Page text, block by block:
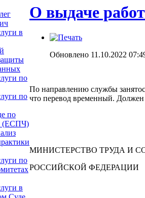
в
по
по
по
(ЕСПЧ)
по
в
О выдаче
Обновлено 11.10.2022
По направлению службы
что перевод временный. Должен
МИНИСТЕРСТВО ТРУДА И
РОССИЙСКОЙ ФЕДЕРАЦИИ